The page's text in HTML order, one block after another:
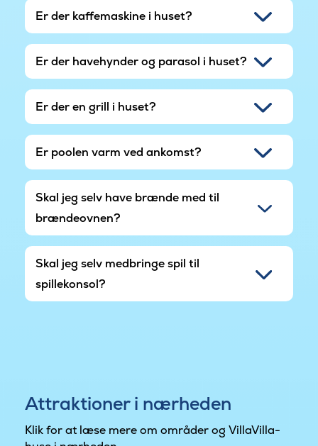
Er der kaffemaskine i huset?
Er der havehynder og parasol i huset?
Er der en grill i huset?
Er poolen varm ved ankomst?
Skal jeg selv have brænde med til
brændeovnen?
Skal jeg selv medbringe spil til
spillekonsol?
Attraktioner i nærheden
Klik for at læse mere om områder og VillaVilla-